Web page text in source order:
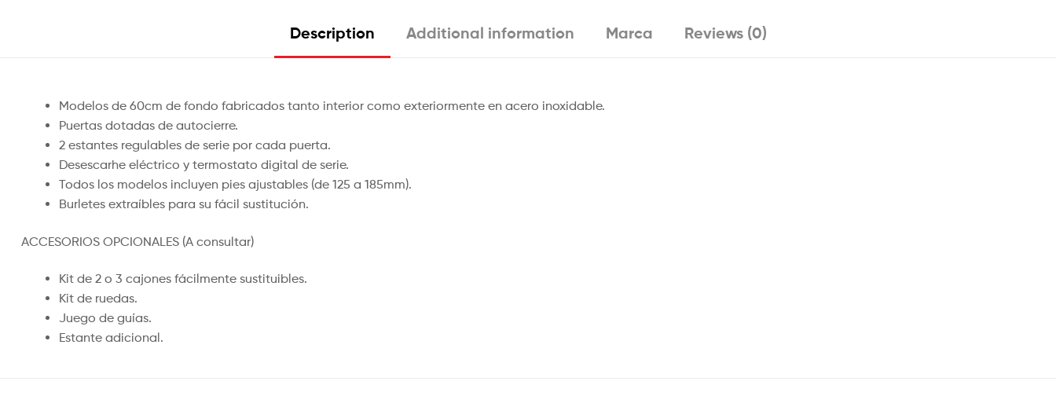
Description Additional information Marca Reviews (0)
Modelos de 60cm de fondo fabricados tanto interior como exteriormente en acero inoxidable.
Puertas dotadas de autocierre.
2 estantes regulables de serie por cada puerta.
Desescarhe eléctrico y termostato digital de serie.
Todos los modelos incluyen pies ajustables (de 125 a 185mm).
Burletes extraíbles para su fácil sustitución.
ACCESORIOS OPCIONALES (A consultar)
Kit de 2 o 3 cajones fácilmente sustituibles.
Kit de ruedas.
Juego de guías.
Estante adicional.